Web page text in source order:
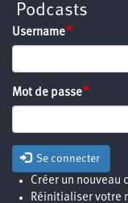
Podcasts
Username
Mot de passe
Se connecter
Créer un nouveau
Réinitialiser votre